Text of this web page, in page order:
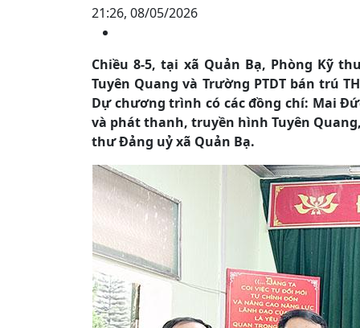
21:26, 08/05/2026
Chiều 8-5, tại xã Quản Bạ, Phòng Kỹ
Tuyên Quang và Trường PTDT bán trú
Dự chương trình có các đồng chí: Mai
và phát thanh, truyền hình Tuyên
thư Đảng uỷ xã Quản Bạ.